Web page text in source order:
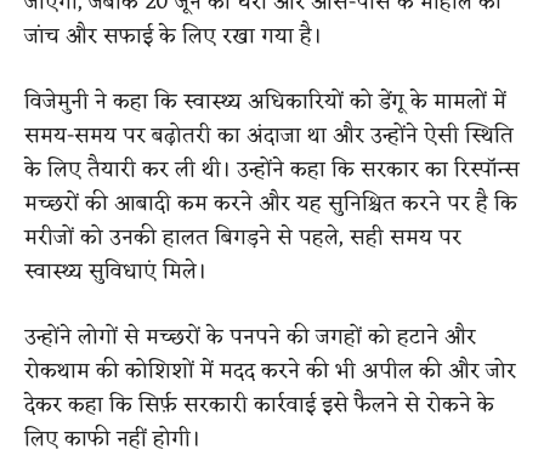
जांच और सफाई के लिए रखा गया है।
विजेमुनी ने कहा कि स्वास्थ्य अधिकारियों को डेंगू के मामलों में
समय-समय पर बढ़ोतरी का अंदाजा था और उन्होंने ऐसी स्थिति
के लिए तैयारी कर ली थी। उन्होंने कहा कि सरकार का रिस्पॉन्स
मच्छरों की आबादी कम करने और यह सुनिश्चित करने पर है कि
मरीजों को उनकी हालत बिगड़ने से पहले, सही समय पर
स्वास्थ्य सुविधाएं मिले।
उन्होंने लोगों से मच्छरों के पनपने की जगहों को हटाने और
रोकथाम की कोशिशों में मदद करने की भी अपील की और जोर
देकर कहा कि सिर्फ़ सरकारी कार्रवाई इसे फैलने से रोकने के
लिए काफी नहीं होगी।